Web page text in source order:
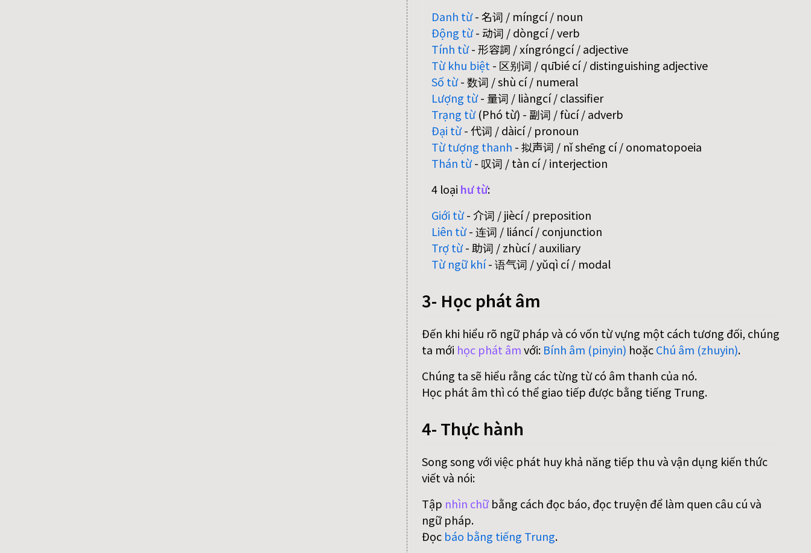
Danh từ- 名词 / míngcí / noun
Động từ- 动词 / dòngcí / verb
Tính từ- 形容詞 / xíngróngcí / adjective
Từ khu biệt - 区别词 / qūbié cí / distinguishing adjective
Số từ- 数词 / shù cí / numeral
Lượng từ- 量词 / liàngcí / classifier
Trạng từ(Phó từ) - 副词 / fùcí / adverb
Đại từ- 代词 / dàicí / pronoun
Từ tượng thanh - 拟声词 / nǐ shēng cí / onomatopoeia
Thán từ- 叹词 / tàn cí / interjection
4 loại hư từ:
Giới từ- 介词 / jiècí / preposition
Liên từ- 连词 / liáncí / conjunction
Trợ từ- 助词 / zhùcí / auxiliary
Từ ngữ khí- 语气词 / yǔqì cí / modal
3- Học phát âm
Đến khi hiểu rõ ngữ pháp và có vốn từ vựng một cách tương đối, chúng
ta mới học phát âmvới: Bính âm (pinyin) hoặcChú âm (zhuyin).
Chúng ta sẽ hiểu rằng các từng từ có âm thanh của nó.
Học phát âm thì có thể giao tiếp được bằng tiếng Trung.
4- Thực hành
Song song với việc phát huy khả năng tiếp thu và vận dụng kiến thức
viết và nói:
Tập nhìn chữbằng cách đọc báo, đọc truyện để làm quen câu cú và
ngữ pháp.
Đọc báo bằng tiếng Trung.